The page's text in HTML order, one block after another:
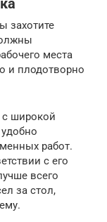
захотите
места
и плодотворно
широкой
работ.
с его
всего
за стол,